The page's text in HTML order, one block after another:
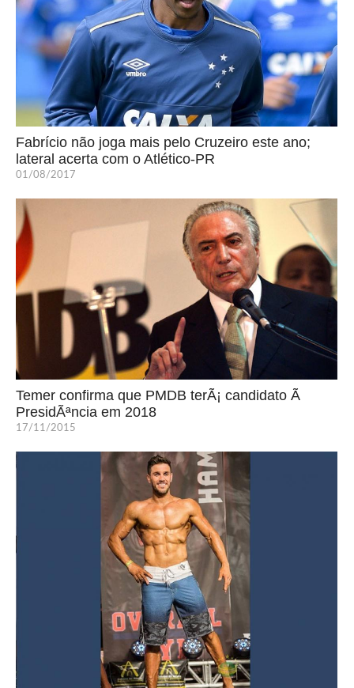
Fabrício não joga mais pelo Cruzeiro este ano;
lateral acerta com o Atlético-PR
01/08/2017
Temer confirma que PMDB terÃ¡ candidato Ã
PresidÃªncia em 2018
17/11/2015